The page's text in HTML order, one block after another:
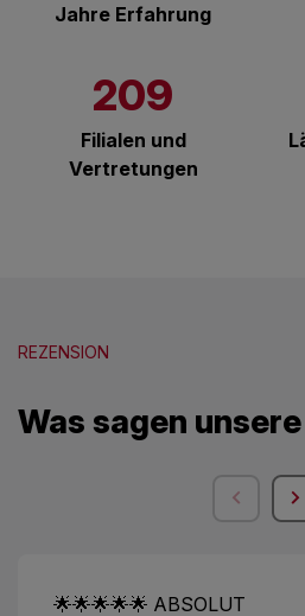
Jahre Erfahrung
209
Filialen und
Vertretungen
REZENSION
Was sagen
🌟🌟🌟🌟🌟 ABSOLUT